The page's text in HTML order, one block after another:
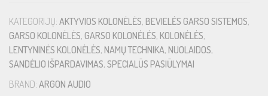
KATEGORIJŲ: AKTYVIOS KOLONĖLĖS, BEVIELĖS GARSO SISTEMOS,
GARSO KOLONĖLĖS, GARSO KOLONĖLĖS, KOLONĖLĖS,
LENTYNINĖS KOLONĖLĖS, NAMŲ TECHNIKA, NUOLAIDOS,
SANDĖLIO IŠPARDAVIMAS, SPECIALŪS PASIŪLYMAI
BRAND: ARGON AUDIO